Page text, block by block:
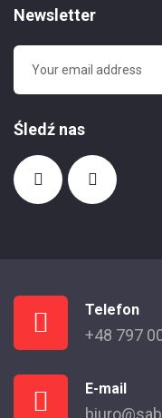
Newsletter
Śledź nas
Telefon
+48 797
E-mail